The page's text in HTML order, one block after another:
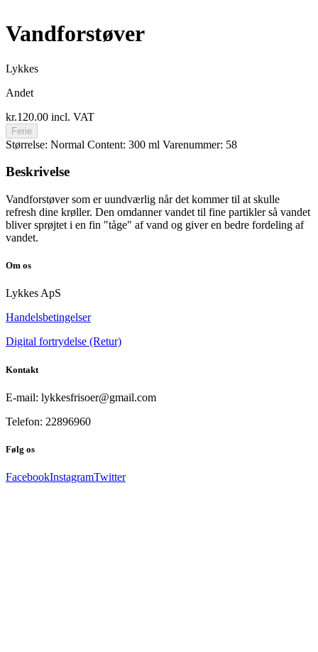
Vandforstøver
Lykkes
Andet
kr.120.00 incl. VAT
Ferie
Størrelse: Normal Content: 300 ml Varenummer: 58
Beskrivelse
Vandforstøver som er uundværlig når det kommer til at skulle
refresh dine krøller. Den omdanner vandet til fine partikler så vandet
bliver sprøjtet i en fin "tåge" af vand og giver en bedre fordeling af
vandet.
Om os
Lykkes ApS
Handelsbetingelser
Digital fortrydelse (Retur)
Kontakt
E-mail: lykkesfrisoer@gmail.com
Telefon: 22896960
Følg os
FacebookInstagramTwitter